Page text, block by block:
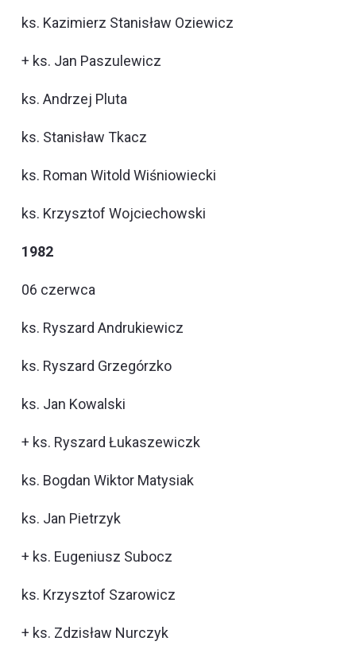
ks. Kazimierz Stanisław Oziewicz
+ ks. Jan Paszulewicz
ks. Andrzej Pluta
ks. Stanisław Tkacz
ks. Roman Witold Wiśniowiecki
ks. Krzysztof Wojciechowski
1982
06 czerwca
ks. Ryszard Andrukiewicz
ks. Ryszard Grzegórzko
ks. Jan Kowalski
+ ks. Ryszard Łukaszewiczk
ks. Bogdan Wiktor Matysiak
ks. Jan Pietrzyk
+ ks. Eugeniusz Subocz
ks. Krzysztof Szarowicz
+ ks. Zdzisław Nurczyk